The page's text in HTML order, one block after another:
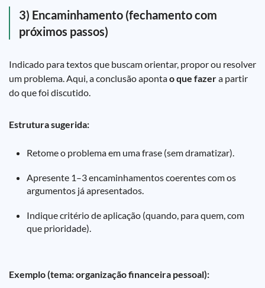
3) Encaminhamento (fechamento com
próximos passos)
Indicado para textos que buscam orientar, propor ou resolver
um problema. Aqui, a conclusão apontao que fazera partir
do que foi discutido.
Estrutura sugerida:
Retome o problema em uma frase (sem dramatizar).
Apresente 1–3 encaminhamentos coerentes com os
argumentos já apresentados.
Indique critério de aplicação (quando, para quem, com
que prioridade).
Exemplo (tema: organização financeira pessoal):